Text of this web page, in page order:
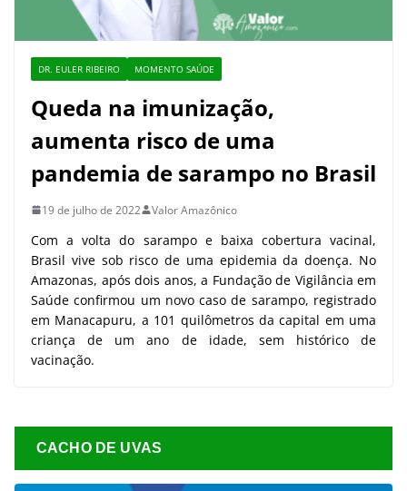
DR. EULER RIBEIRO MOMENTO SAÚDE
Queda na imunização,
aumenta risco de uma
pandemia de sarampo no Brasil
19 de julho de 2022 Valor Amazônico
Com a volta do sarampo e baixa cobertura vacinal,
Brasil vive sob risco de uma epidemia da doença. No
Amazonas, após dois anos, a Fundação de Vigilância em
Saúde confirmou um novo caso de sarampo, registrado
em Manacapuru, a 101 quilômetros da capital em uma
criança de um ano de idade, sem histórico de
vacinação.
CACHO DE UVAS